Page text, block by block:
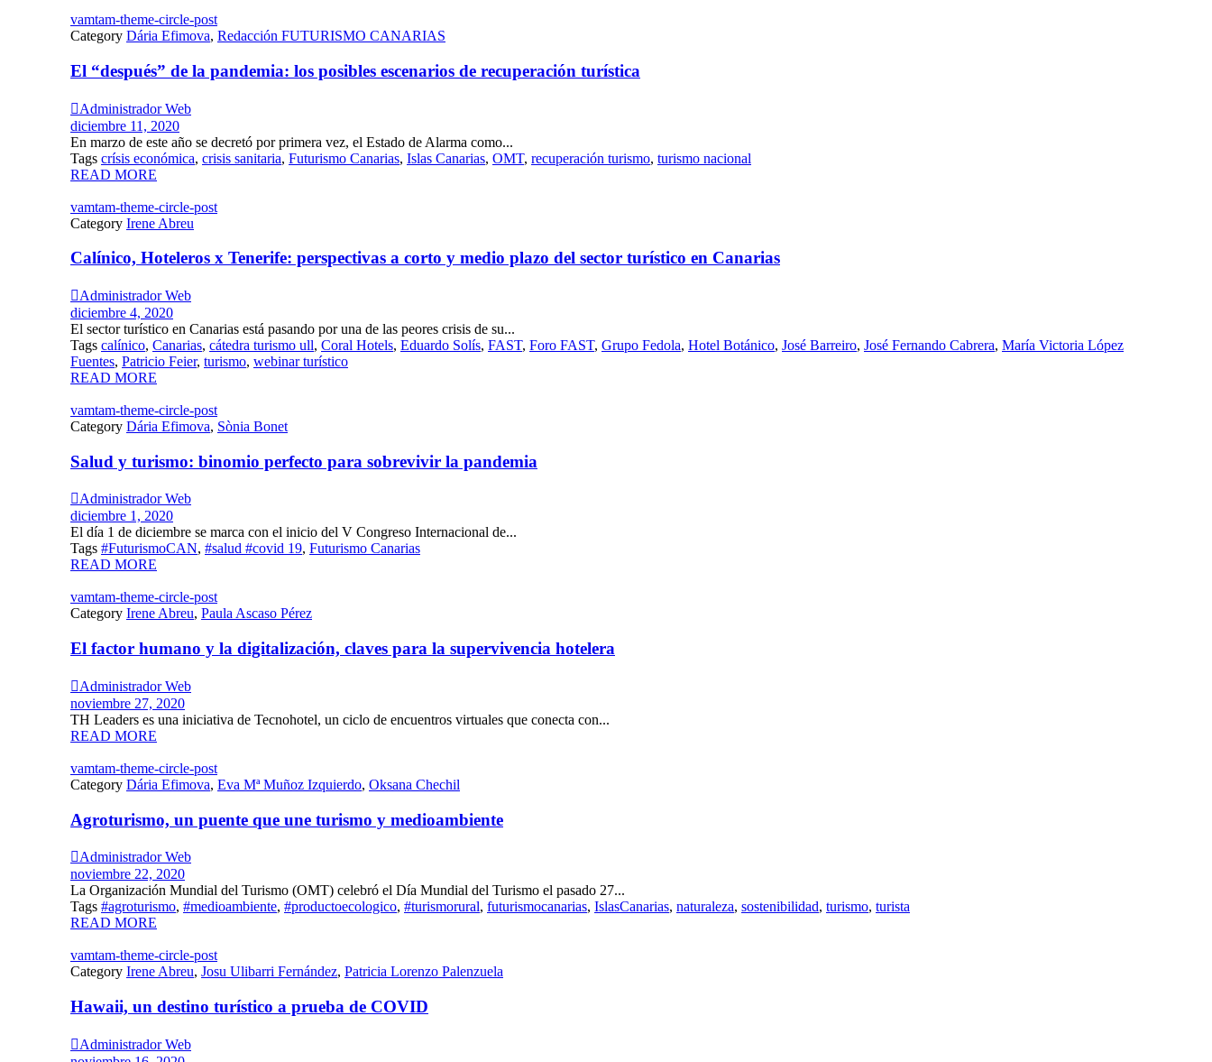
vamtam-theme-circle-post
Category Dária Efimova, Redacción FUTURISMO CANARIAS
El “después” de la pandemia: los posibles escenarios de recuperación turística
Administrador Web
diciembre 11, 2020
En marzo de este año se decretó por primera vez, el Estado de Alarma como...
Tags crísis económica, crisis sanitaria, Futurismo Canarias, Islas Canarias, OMT, recuperación turismo, turismo nacional
READ MORE
vamtam-theme-circle-post
Category Irene Abreu
Calínico, Hoteleros x Tenerife: perspectivas a corto y medio plazo del sector turístico en Canarias
Administrador Web
diciembre 4, 2020
El sector turístico en Canarias está pasando por una de las peores crisis de su...
Tags calínico, Canarias, cátedra turismo ull, Coral Hotels, Eduardo Solís, FAST, Foro FAST, Grupo Fedola, Hotel Botánico, José Barreiro, José Fernando Cabrera, María Victoria López
Fuentes, Patricio Feier, turismo, webinar turístico
READ MORE
vamtam-theme-circle-post
Category Dária Efimova, Sònia Bonet
Salud y turismo: binomio perfecto para sobrevivir la pandemia
Administrador Web
diciembre 1, 2020
El día 1 de diciembre se marca con el inicio del V Congreso Internacional de...
Tags #FuturismoCAN, #salud #covid 19, Futurismo Canarias
READ MORE
vamtam-theme-circle-post
Category Irene Abreu, Paula Ascaso Pérez
El factor humano y la digitalización, claves para la supervivencia hotelera
Administrador Web
noviembre 27, 2020
TH Leaders es una iniciativa de Tecnohotel, un ciclo de encuentros virtuales que conecta con...
READ MORE
vamtam-theme-circle-post
Category Dária Efimova, Eva Mª Muñoz Izquierdo, Oksana Chechil
Agroturismo, un puente que une turismo y medioambiente
Administrador Web
noviembre 22, 2020
La Organización Mundial del Turismo (OMT) celebró el Día Mundial del Turismo el pasado 27...
Tags #agroturismo, #medioambiente, #productoecologico, #turismorural, futurismocanarias, IslasCanarias, naturaleza, sostenibilidad, turismo, turista
READ MORE
vamtam-theme-circle-post
Category Irene Abreu, Josu Ulibarri Fernández, Patricia Lorenzo Palenzuela
Hawaii, un destino turístico a prueba de COVID
Administrador Web